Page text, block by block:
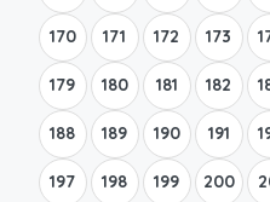
170 171 172 173
179 180 181 182
188 189 190 191
197 198 199 200